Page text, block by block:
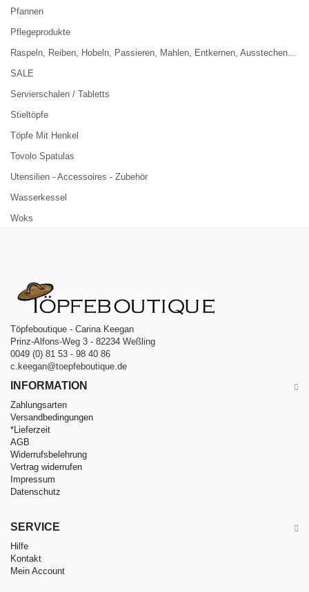
Pfannen
Pflegeprodukte
Raspeln, Reiben, Hobeln, Passieren, Mahlen, Entkernen, Ausstechen...
SALE
Servierschalen / Tabletts
Stieltöpfe
Töpfe Mit Henkel
Tovolo Spatulas
Utensilien - Accessoires - Zubehör
Wasserkessel
Woks
Töpfeboutique - Carina Keegan
Prinz-Alfons-Weg 3 - 82234 Weßling
0049 (0) 81 53 - 98 40 86
c.keegan@toepfeboutique.de
INFORMATION
Zahlungsarten
Versandbedingungen
*Lieferzeit
AGB
Widerrufsbelehrung
Vertrag widerrufen
Impressum
Datenschutz
SERVICE
Hilfe
Kontakt
Mein Account